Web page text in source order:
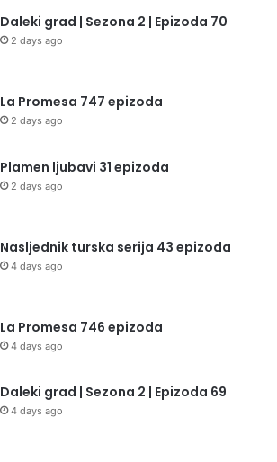
Daleki grad | Sezona 2 | Epizoda 70
2 days ago
La Promesa 747 epizoda
2 days ago
Plamen ljubavi 31 epizoda
2 days ago
Nasljednik turska serija 43 epizoda
4 days ago
La Promesa 746 epizoda
4 days ago
Daleki grad | Sezona 2 | Epizoda 69
4 days ago